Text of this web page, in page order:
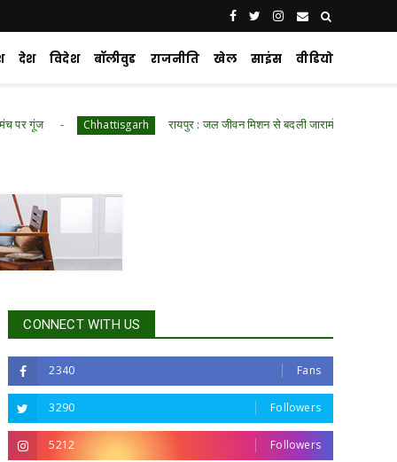
देश विदेश बॉलीवुड राजनीति खेल साइंस वीडियो
Chhattisgarh रायपुर : जल जीवन मिशन से बदली जारामोंगिया की तस्वीर
CONNECT WITH US
2340 Fans
3290 Followers
5212 Followers